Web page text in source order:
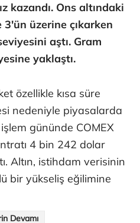
kazandı. Ons altındaki
üzerine çıkarken
aştı. Gram
yaklaştı.
özellikle kısa süre
nedeniyle piyasalarda
gününde COMEX
4 bin 242 dolar
Altın, istihdam verisinin
bir yükseliş eğilimine
Devamı